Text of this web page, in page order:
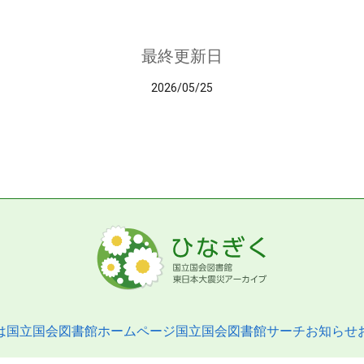
最終更新日
2026/05/25
国立国会図書館ホームページ国立国会図書館サーチお知らせ